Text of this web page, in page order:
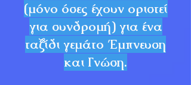
(μόνο όσες έχουν οριστεί
για συνδρομή) για ένα
ταξίδι γεμάτο Έμπνευση
και Γνώση.